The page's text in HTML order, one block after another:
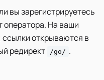
вы зарегистрируетесь
оператора. На ваши
ссылки открываются в
редирект
/go/ .